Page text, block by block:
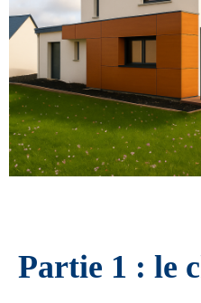
Partie 1 : le